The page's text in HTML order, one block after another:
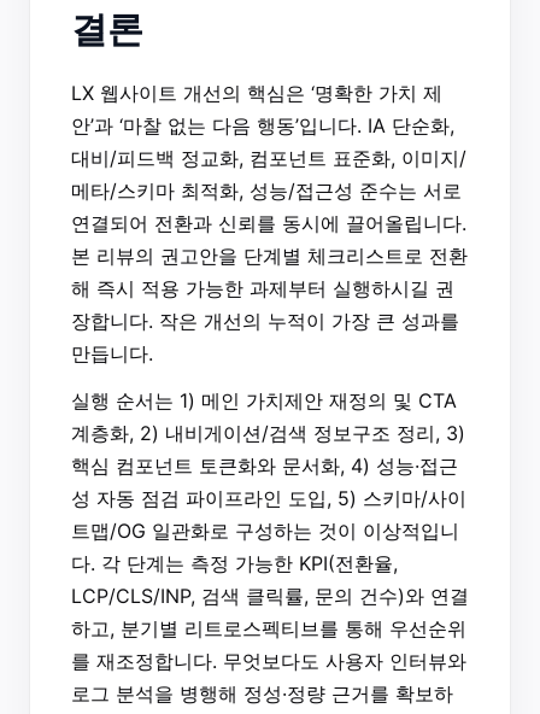
결론
LX 웹사이트 개선의 핵심은 ‘명확한 가치 제
안’과 ‘마찰 없는 다음 행동’입니다. IA 단순화,
대비/피드백 정교화, 컴포넌트 표준화, 이미지/
메타/스키마 최적화, 성능/접근성 준수는 서로
연결되어 전환과 신뢰를 동시에 끌어올립니다.
본 리뷰의 권고안을 단계별 체크리스트로 전환
해 즉시 적용 가능한 과제부터 실행하시길 권
장합니다. 작은 개선의 누적이 가장 큰 성과를
만듭니다.
실행 순서는 1) 메인 가치제안 재정의 및 CTA
계층화, 2) 내비게이션/검색 정보구조 정리, 3)
핵심 컴포넌트 토큰화와 문서화, 4) 성능·접근
성 자동 점검 파이프라인 도입, 5) 스키마/사이
트맵/OG 일관화로 구성하는 것이 이상적입니
다. 각 단계는 측정 가능한 KPI(전환율,
LCP/CLS/INP, 검색 클릭률, 문의 건수)와 연결
하고, 분기별 리트로스펙티브를 통해 우선순위
를 재조정합니다. 무엇보다도 사용자 인터뷰와
로그 분석을 병행해 정성·정량 근거를 확보하